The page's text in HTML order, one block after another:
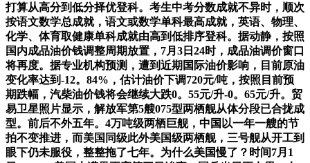
打算从高分到低分择优登科。考生中考分数成就不异时，顺次
按语文数学总成就，语文或数学单科最高成就，英语、物理、
化学、体育取健康单科成就由高到低排序登科。据动静，按照
国内成品油价钱调整周期放置，7月3日24时，成品油调价窗口
将再度。据专业机构预测，遭到近期国际油价影响，目前原油
变化率达到-12。84%，估计油价下调720元/吨，按照目前预
期跌幅，汽柴油价钱将会继续大跌0。55元/升-0。65元/升。贸
易卫星照片显示，解放军第5艘075型两栖舰从体分段已合拢成
型。前后不外五年。4万吨级两栖巨舰，中国以一年一艘的节
拍不变推进，而美国同级此外美国级两栖舰，三号舰从开工到
眼下仍未服役，整整拖了七年。为什么美国慢了？时间7月1